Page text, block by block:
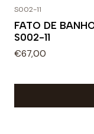
S002-11
FATO DE
S002-11
€67,00